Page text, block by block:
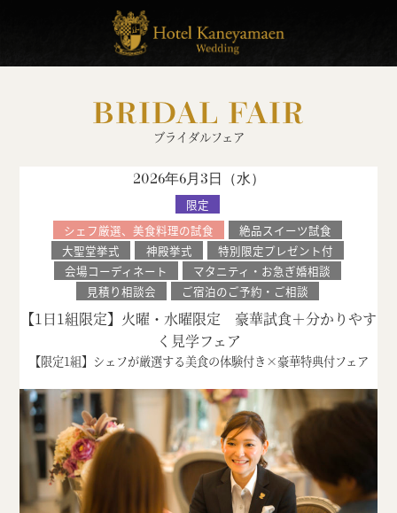
BRIDAL FAIR
ブライダルフェア
2026年6月3日（水）
限定
シェフ厳選、美食料理の試食
絶品スイーツ試食
大聖堂挙式
神殿挙式
特別限定プレゼント付
会場コーディネート
マタニティ・お急ぎ婚相談
見積り相談会
ご宿泊のご予約・ご相談
【1日1組限定】火曜・水曜限定 豪華試食＋分かりやす
く見学フェア
【限定1組】シェフが厳選する美食の体験付き×豪華特典付フェア